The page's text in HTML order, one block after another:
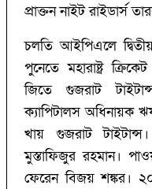
প্রাক্তন নাইট রাইডার্স
চলতি আইপিএলে
পুনেতে মহারাষ্ট্র
জিতে গুজরাট
ক্যাপিটালস অধিনায়ক
খায় গুজরাট
মুস্তাফিজুর রহমান।
ফেরেন বিজয় শঙ্কর।